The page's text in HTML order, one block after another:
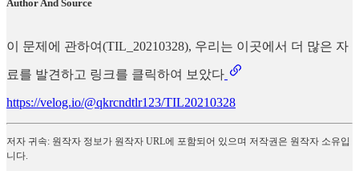
Author And Source
이 문제에 관하여(TIL_20210328), 우리는 이곳에서 더 많은 자
료를 발견하고 링크를 클릭하여 보았다
https://velog.io/@qkrcndtlr123/TIL20210328
저자 귀속: 원작자 정보가 원작자 URL에 포함되어 있으며 저작권은 원작자 소유입
니다.